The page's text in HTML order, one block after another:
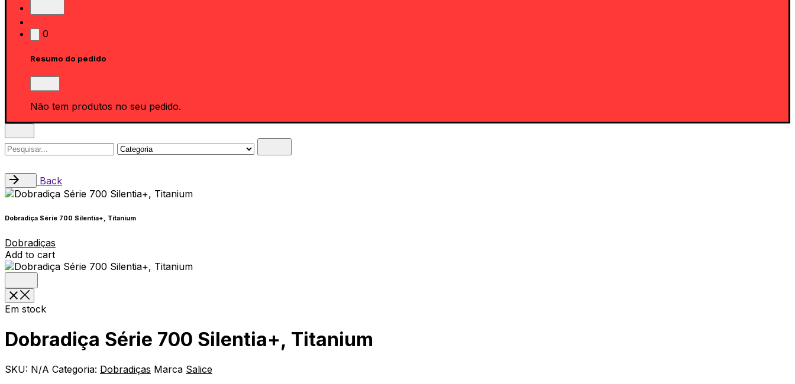
0
Resumo do pedido
Não tem produtos no seu pedido.
Search
for
Back
Dobradiça Série 700 Silentia+, Titanium
Dobradiças
Add to cart
Em stock
Dobradiça Série 700 Silentia+, Titanium
SKU: N/A Categoria: Dobradiças Marca Salice